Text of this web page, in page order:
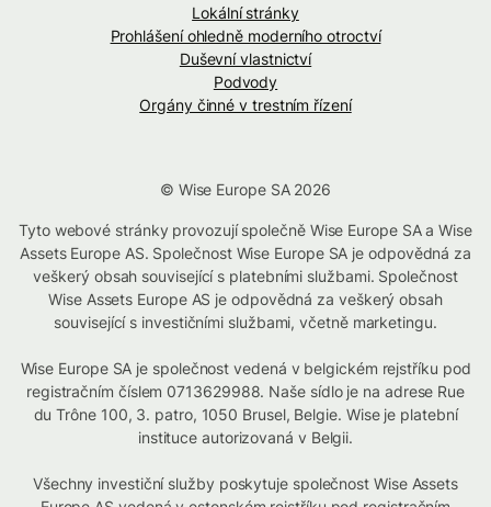
Lokální stránky
Prohlášení ohledně moderního otroctví
Duševní vlastnictví
Podvody
Orgány činné v trestním řízení
© Wise Europe SA 2026
Tyto webové stránky provozují společně Wise Europe SA a Wise
Assets Europe AS. Společnost Wise Europe SA je odpovědná za
veškerý obsah související s platebními službami. Společnost
Wise Assets Europe AS je odpovědná za veškerý obsah
související s investičními službami, včetně marketingu.
Wise Europe SA je společnost vedená v belgickém rejstříku pod
registračním číslem 0713629988. Naše sídlo je na adrese Rue
du Trône 100, 3. patro, 1050 Brusel, Belgie. Wise je platební
instituce autorizovaná v Belgii.
Všechny investiční služby poskytuje společnost Wise Assets